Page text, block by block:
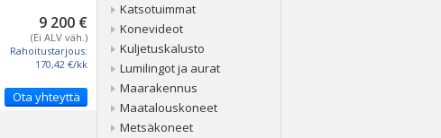
9 200 €
(Ei ALV väh.)
Rahoitustarjous:
170,42 €/kk
Ota yhteyttä
Katsotuimmat
Konevideot
Kuljetuskalusto
Lumilingot ja aurat
Maarakennus
Maatalouskoneet
Metsäkoneet